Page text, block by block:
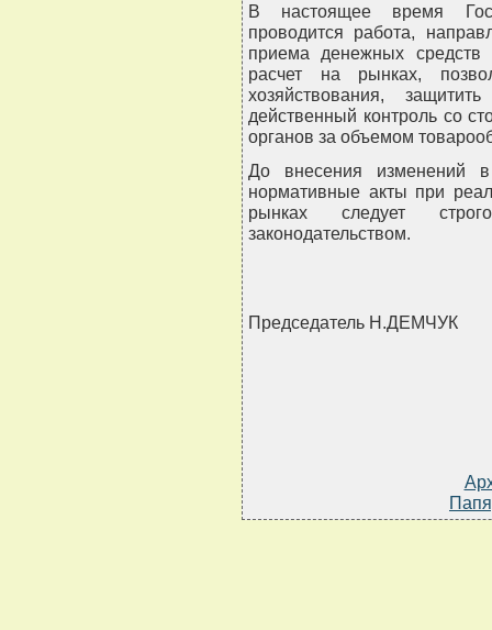
В настоящее время
проводится работа,
приема денежных
расчет на рынках,
хозяйствования,
действенный контроль со
органов за объемом
До внесения изменений в
нормативные акты при
рынках следует
законодательством.
Председатель Н.ДЕМЧУК